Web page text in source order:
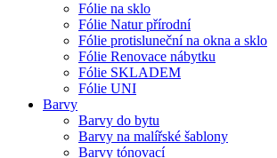
Fólie na sklo
Fólie Natur přírodní
Fólie protisluneční na okna a sklo
Fólie Renovace nábytku
Fólie SKLADEM
Fólie UNI
Barvy
Barvy do bytu
Barvy na malířské šablony
Barvy tónovací